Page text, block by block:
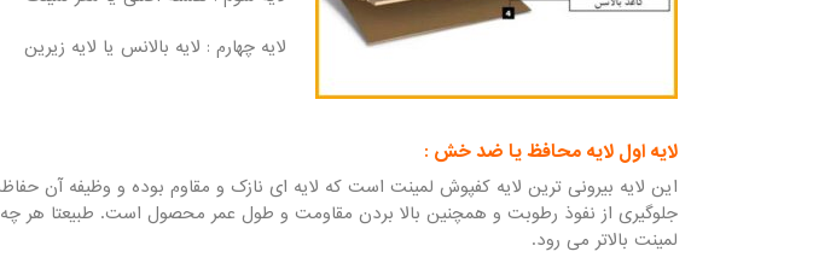
لایه چهارم : لایه بالانس یا لایه زیرین
لایه اول لایه محافظ یا ضد خش :
این لایه بیرونی ترین لایه کفپوش لمینت است که لایه ای نازک و مقاوم بوده و وظیفه آن
جلوگیری از نفوذ رطوبت و همچنین بالا بردن مقاومت و طول عمر محصول است. طبیعتا
لمینت بالاتر می رود.